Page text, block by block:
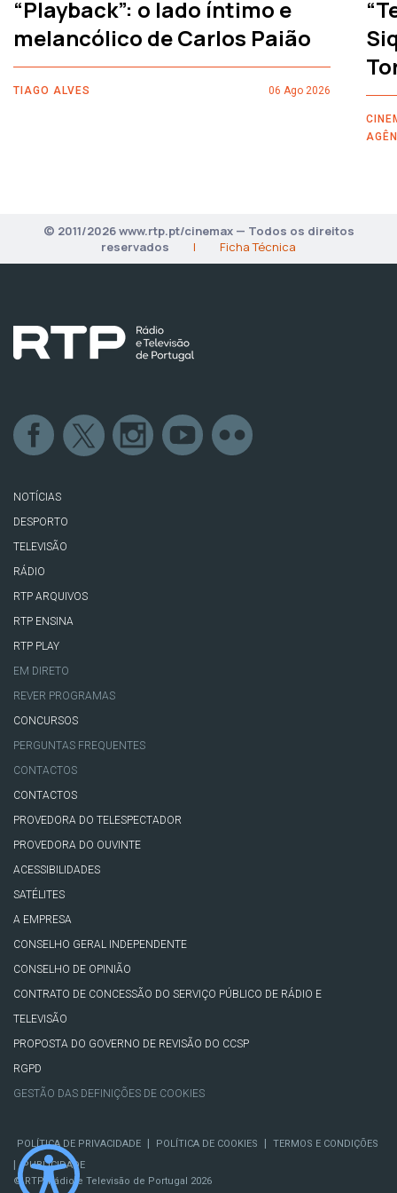
“Playback”: o lado íntimo e
melancólico de Carlos Paião
TIAGO ALVES 06 Ago 2026
© 2011/2026 www.rtp.pt/cinemax — Todos os direitos
reservados
| Ficha Técnica
NOTÍCIAS
DESPORTO
TELEVISÃO
RÁDIO
RTP ARQUIVOS
RTP ENSINA
RTP PLAY
EM DIRETO
REVER PROGRAMAS
CONCURSOS
PERGUNTAS FREQUENTES
CONTACTOS
CONTACTOS
PROVEDORA DO TELESPECTADOR
PROVEDORA DO OUVINTE
ACESSIBILIDADES
SATÉLITES
A EMPRESA
CONSELHO GERAL INDEPENDENTE
CONSELHO DE OPINIÃO
CONTRATO DE CONCESSÃO DO SERVIÇO PÚBLICO DE RÁDIO E
TELEVISÃO
PROPOSTA DO GOVERNO DE REVISÃO DO CCSP
RGPD
GESTÃO DAS DEFINIÇÕES DE COOKIES
POLÍTICA DE PRIVACIDADE POLÍTICA DE COOKIES TERMOS E CONDIÇÕES
PUBLICIDADE
© RTP, Rádio e Televisão de Portugal 2026